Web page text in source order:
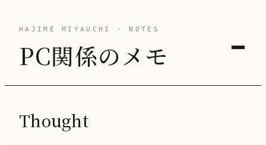
HAJIME MIYAUCHI · NOTES
PC関係のメモ
Thought